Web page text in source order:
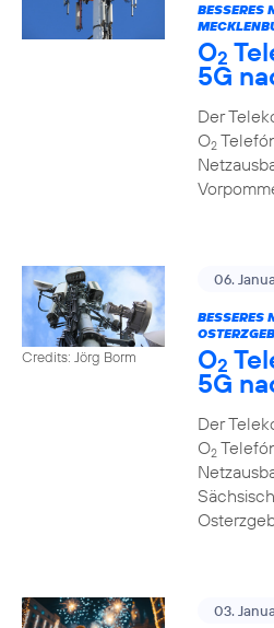
BESSERES
O2
5G
Der
O2
Credits: Jörg Borm
06.
BESSERES
O2
5G
Der
O2
03.